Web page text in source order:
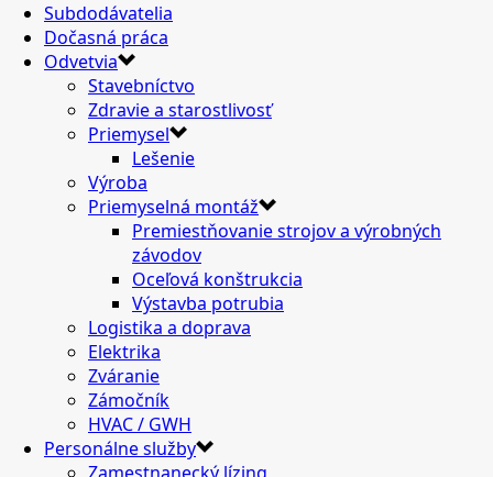
Subdodávatelia
Dočasná práca
Odvetvia
Stavebníctvo
Zdravie a starostlivosť
Priemysel
Lešenie
Výroba
Priemyselná montáž
Premiestňovanie strojov a výrobných
závodov
Oceľová konštrukcia
Výstavba potrubia
Logistika a doprava
Elektrika
Zváranie
Zámočník
HVAC / GWH
Personálne služby